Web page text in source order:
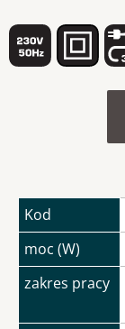
Kod
moc (W)
zakres pracy